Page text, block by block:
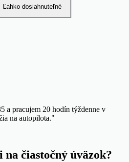
Ľahko dosiahnuteľné
a pracujem 20 hodín týždenne v
na autopilota."
na čiastočný úväzok?